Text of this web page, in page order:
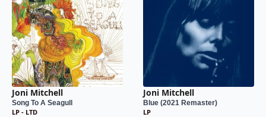
Joni Mitchell
Song To A Seagull
LP - LTD
Joni Mitchell
Blue (2021 Remaster)
LP